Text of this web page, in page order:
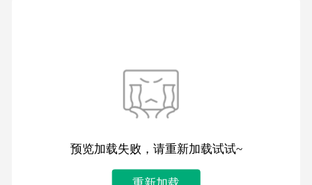
预览加载失败，请重新加载试试~